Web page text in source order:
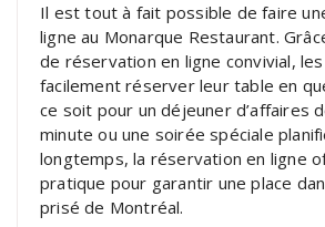
Il est tout à fait possible de faire
ligne au Monarque Restaurant.
de réservation en ligne convivial,
facilement réserver leur table en
ce soit pour un déjeuner d’affaires
minute ou une soirée spéciale
longtemps, la réservation en ligne
pratique pour garantir une place
prisé de Montréal.